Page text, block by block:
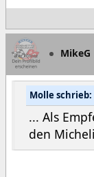
MikeG
Molle schrieb:
... Als
den